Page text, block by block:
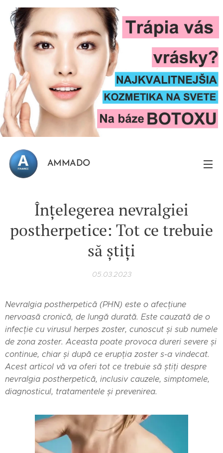
AMMADO
Înțelegerea nevralgiei
postherpetice: Tot ce trebuie
să știți
05.03.2023
Nevralgia postherpetică (PHN) este o afecțiune
nervoasă cronică, de lungă durată. Este cauzată de o
infecție cu virusul herpes zoster, cunoscut și sub numele
de zona zoster. Aceasta poate provoca dureri severe și
continue, chiar și după ce erupția zoster s-a vindecat.
Acest articol vă va oferi tot ce trebuie să știți despre
nevralgia postherpetică, inclusiv cauzele, simptomele,
diagnosticul, tratamentele și prevenirea.